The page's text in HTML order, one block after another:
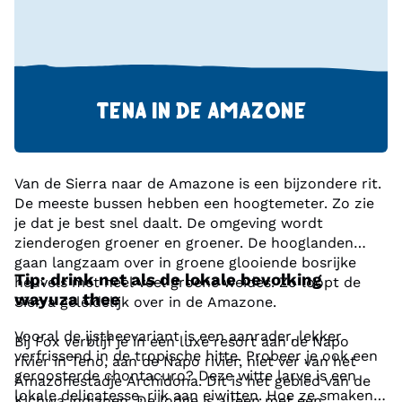
TENA IN DE AMAZONE
Van de Sierra naar de Amazone is een bijzondere rit.
De meeste bussen hebben een hoogtemeter. Zo zie
je dat je best snel daalt. De omgeving wordt
zienderogen groener en groener. De hooglanden
gaan langzaam over in groene glooiende bosrijke
heuvels met heel veel groene weides. Zo loopt de
Sierra geleidelijk over in de Amazone.
Bij Fox verblijf je in een luxe resort aan de Napo
rivier in Teno, aan de Napo rivier, niet ver van het
Amazonestadje Archidona. Dit is het gebied van de
Tip: drink net als de lokale bevolking
wayuza thee
Vooral de ijstheevariant is een aanrader, lekker
verfrissend in de tropische hitte. Probeer je ook een
geroosterde chontacuro? Deze witte larve is een
lokale delicatesse, rijk aan eiwitten. Hoe ze smaken?